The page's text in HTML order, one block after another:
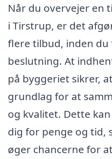
Når du overvejer en
i Tirstrup, er det
flere tilbud, inden
beslutning. At
på byggeriet sikrer,
grundlag for at
og kvalitet. Dette
dig for penge og tid,
øger chancerne for